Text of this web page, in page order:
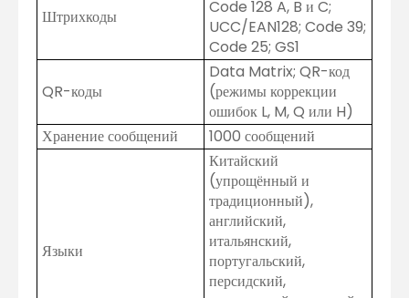
Штрихкоды
Code 128 A, B и C;
UCC/EAN128; Code 39;
Code 25; GS1
QR-коды
Data Matrix; QR-код
(режимы коррекции
ошибок L, M, Q или H)
Хранение сообщений
1000 сообщений
Языки
Китайский
(упрощённый и
традиционный),
английский,
итальянский,
португальский,
персидский,